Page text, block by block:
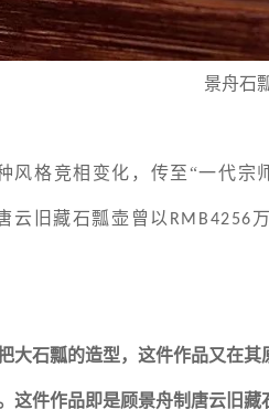
景舟石
风格竞相变化，传至“一代
云旧藏石瓢壶曾以 RMB4256
大石瓢的造型，这件作品又在
这件作品即是顾景舟制唐云旧